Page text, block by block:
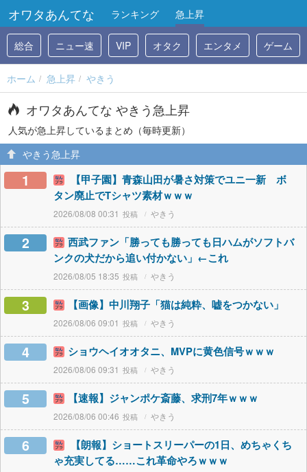
オワタあんてな ランキング 急上昇
総合 ニュー速 VIP オタク エンタメ ゲーム
ホーム 急上昇 やきう
オワタあんてな やきう急上昇
人気が急上昇しているまとめ（毎時更新）
やきう急上昇
1
【甲子園】青森山田が暑さ対策でユニ一新 ボ
タン廃止でTシャツ素材ｗｗｗ
2026/08/08 00:31 やきう
2
西武ファン「勝っても勝っても日ハムがソフトバ
ンクの犬だから追い付かない」←これ
2026/08/05 18:35 やきう
3 【画像】中川翔子「猫は純粋、嘘をつかない」
2026/08/06 09:01 やきう
4 ショウヘイオオタニ、MVPに黄色信号ｗｗｗ
2026/08/06 09:31 やきう
5 【速報】ジャンポケ斎藤、求刑7年ｗｗｗ
2026/08/06 00:46 やきう
6
【朗報】ショートスリーパーの1日、めちゃくち
ゃ充実してる……これ革命やろｗｗｗ